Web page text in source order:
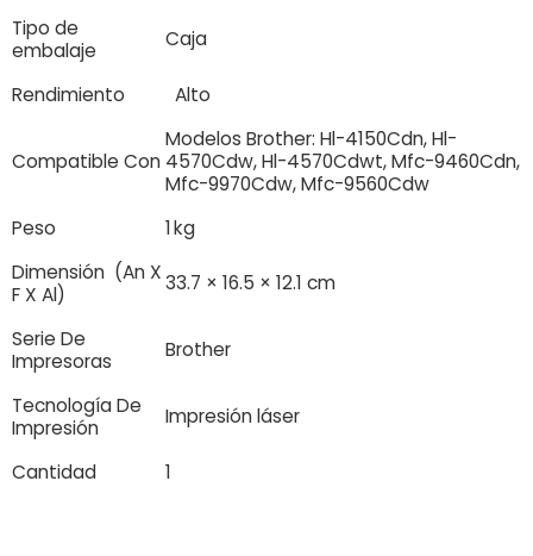
Tipo de
embalaje
Caja
Rendimiento Alto
Compatible Con
Modelos Brother: Hl-4150Cdn, Hl-
4570Cdw, Hl-4570Cdwt, Mfc-9460Cdn,
Mfc-9970Cdw, Mfc-9560Cdw
Peso
1 kg
Dimensión (An X
F X Al)
33.7 × 16.5 × 12.1 cm
Serie De
Impresoras
Brother
Tecnología De
Impresión
Impresión láser
Cantidad 1